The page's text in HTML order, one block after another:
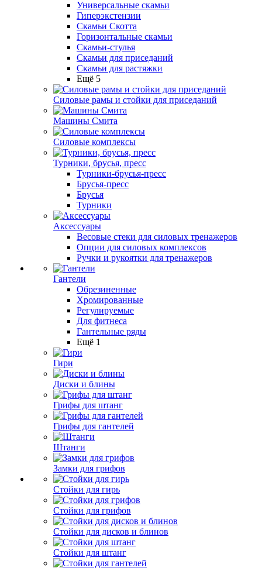
Универсальные скамьи
Гиперэкстензии
Скамьи Скотта
Горизонтальные скамьи
Скамьи-стулья
Скамьи для приседаний
Скамьи для растяжки
Ещё 5
Силовые рамы и стойки для приседаний
Машины Смита
Силовые комплексы
Турники, брусья, пресс
Турники-брусья-пресс
Брусья-пресс
Брусья
Турники
Аксессуары
Весовые стеки для силовых тренажеров
Опции для силовых комплексов
Ручки и рукоятки для тренажеров
Гантели
Обрезиненные
Хромированные
Регулируемые
Для фитнеса
Гантельные ряды
Ещё 1
Гири
Диски и блины
Грифы для штанг
Грифы для гантелей
Штанги
Замки для грифов
Стойки для гирь
Стойки для грифов
Стойки для дисков и блинов
Стойки для штанг